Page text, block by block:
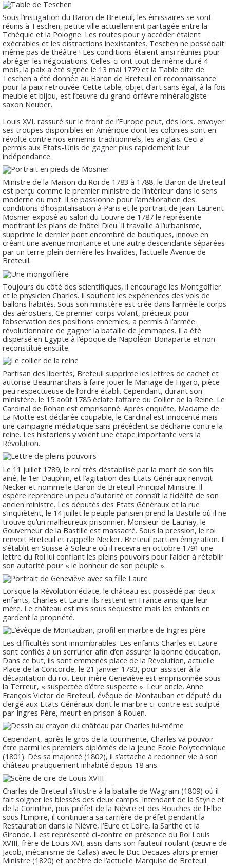
Sous l’instigation du Baron de Breteuil, les émissaires se sont
réunis à Teschen, petite ville actuellement partagée entre la
Tchéquie et la Pologne. Les routes pour y accéder étaient
exécrables et les distractions inexistantes. Teschen ne possédait
même pas de théâtre ! Les conditions étaient ainsi réunies pour
abréger les négociations. Celles-ci ont tout de même duré 4
mois, la paix a été signée le 13 mai 1779 et la Table dite de
Teschen a été donnée au Baron de Breteuil en reconnaissance
pour la paix retrouvée. Cette table, objet d’art sans égal, à la fois
meuble et bijou, est l’œuvre du grand orfèvre minéralogiste
saxon Neuber.
Louis XVI, rassuré sur le front de l’Europe peut, dès lors, envoyer
ses troupes disponibles en Amérique dont les colonies sont en
révolte contre nos ennemis traditionnels, les anglais. Ceci a
permis aux Etats-Unis de gagner plus rapidement leur
indépendance.
Ministre de la Maison du Roi de 1783 à 1788, le Baron de Breteuil
est perçu comme le premier ministre de l’intérieur dans le sens
moderne du mot. Il se passionne pour l’amélioration des
conditions d’hospitalisation à Paris et le portrait de Jean-Laurent
Mosnier exposé au salon du Louvre de 1787 le représente
montrant les plans de l’hôtel Dieu. Il travaille à l’urbanisme,
supprime le dernier pont encombré de boutiques, innove en
créant une avenue montante et une autre descendante séparées
par un terre-plein derrière les Invalides, l’actuelle Avenue de
Breteuil.
Toujours du côté des scientifiques, il encourage les Montgolfier
et le physicien Charles. Il soutient les expériences des vols de
ballons habités. Sous son ministère est crée dans l’armée le corps
des aérostiers. Ce premier corps volant, précieux pour
l’observation des positions ennemies, a permis à l’armée
révolutionnaire de gagner la bataille de Jemmapes. Il a été
dispersé en Egypte à l’époque de Napoléon Bonaparte et non
reconstitué ensuite.
Partisan des libertés, Breteuil supprime les lettres de cachet et
autorise Beaumarchais à faire jouer le Mariage de Figaro, pièce
peu respectueuse de l’ordre établi. Cependant, durant son
ministère, le 15 août 1785 éclate l’affaire du Collier de la Reine. Le
Cardinal de Rohan est emprisonné. Après enquête, Madame de
La Motte est déclarée coupable, le Cardinal est innocenté mais
une campagne médiatique sans précédent se déchaine contre la
reine. Les historiens y voient une étape importante vers la
Révolution.
Le 11 juillet 1789, le roi très déstabilisé par la mort de son fils
ainé, le 1er Dauphin, et l’agitation des Etats Généraux renvoit
Necker et nomme le Baron de Breteuil Principal Ministre. Il
espère reprendre un peu d’autorité et connaît la fidélité de son
ancien ministre. Les députés des Etats Généraux et la rue
s’inquiètent, le 14 juillet le peuple parisien prend la Bastille où il ne
trouve qu’un malheureux prisonnier. Monsieur de Launay, le
Gouverneur de la Bastille est massacré. Sous la pression, le roi
renvoit Breteuil et rappelle Necker. Breteuil part en émigration. Il
s’établit en Suisse à Soleure où il recevra en octobre 1791 une
lettre du Roi lui confiant les pleins pouvoirs pour l’aider à rétablir
son autorité pour « le bonheur de son peuple ».
Lorsque la Révolution éclate, le château est possédé par deux
enfants, Charles et Laure. Ils restent en France ainsi que leur
mère. Le château est mis sous séquestre mais les enfants en
gardent la propriété.
Les difficultés sont innombrables. Les enfants Charles et Laure
sont confiés à un serrurier afin d’en assurer la bonne éducation.
Dans ce but, ils sont emmenés place de la Révolution, actuelle
Place de la Concorde, le 21 janvier 1793, pour assister à la
décapitation du roi. Leur mère Geneviève est emprisonnée sous
la Terreur, « suspectée d’être suspecte ». Leur oncle, Anne
François Victor de Breteuil, évêque de Montauban et député du
clergé aux Etats Généraux dont le marbre ci-contre est sculpté
par Ingres Père, meurt en prison à Rouen.
Cependant, après le gros de la tourmente, Charles va pouvoir
être parmi les premiers diplômés de la jeune Ecole Polytechnique
(1801). Dès sa majorité (1802), il s’attache à redonner vie à son
château pratiquement inhabité depuis 18 ans.
Charles de Breteuil s’illustre à la bataille de Wagram (1809) où il
fait soigner les blessés des deux camps. Intendant de la Styrie et
de la Corinthie, puis préfet de la Nièvre et des Bouches de l’Elbe
sous l’Empire, il continuera sa carrière de préfet pendant la
Restauration dans la Nièvre, l’Eure et Loire, la Sarthe et la
Gironde. Il est représenté ci-contre en présence du Roi Louis
XVIII, frère de Louis XVI, assis dans son fauteuil roulant (œuvre de
Jacob, mécanisme de Callas) avec le Duc Decazes alors premier
Ministre (1820) et ancêtre de l’actuelle Marquise de Breteuil.